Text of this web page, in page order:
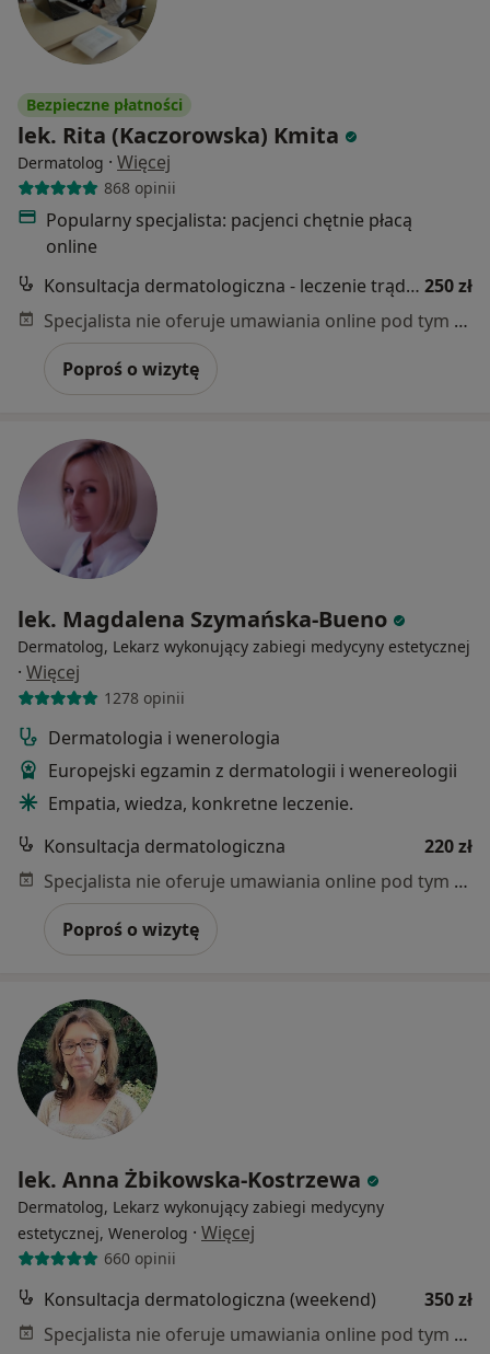
Bezpieczne płatności
lek. Rita (Kaczorowska) Kmita
Dermatolog · Więcej
868 opinii
Popularny specjalista: pacjenci chętnie płacą
online
Konsultacja dermatologiczna - leczenie trądziku 250 zł
Specjalista nie oferuje umawiania online pod tym adresem.
Poproś o wizytę
lek. Magdalena Szymańska-Bueno
Dermatolog, Lekarz wykonujący zabiegi medycyny estetycznej
· Więcej
1278 opinii
Dermatologia i wenerologia
Europejski egzamin z dermatologii i wenereologii
Empatia, wiedza, konkretne leczenie.
Konsultacja dermatologiczna
220 zł
Specjalista nie oferuje umawiania online pod tym adresem.
Poproś o wizytę
lek. Anna Żbikowska-Kostrzewa
Dermatolog, Lekarz wykonujący zabiegi medycyny
estetycznej, Wenerolog · Więcej
660 opinii
Konsultacja dermatologiczna (weekend)
350 zł
Specjalista nie oferuje umawiania online pod tym adresem.